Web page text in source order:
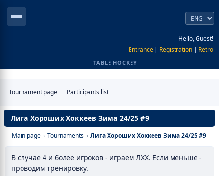
Hello, Guest!
Entrance | Registration | Retro
TABLE HOCKEY
Tournament page Participants list
Лига Хороших Хоккеев Зима 24/25 #9
Main page › Tournaments › Лига Хороших Хоккеев Зима 24/25 #9
В случае 4 и более игроков - играем ЛХХ. Если меньше -
проводим тренировку.